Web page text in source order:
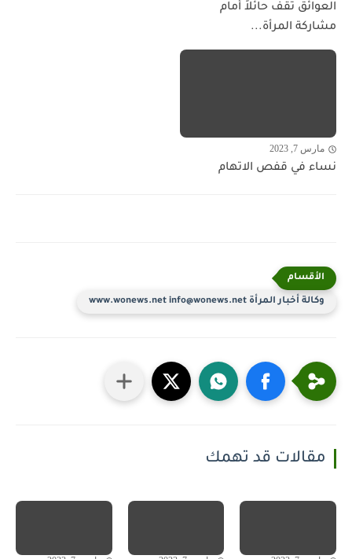
العوائق تقف حائلاً أمام
مشاركة المرأة...
مارس 7, 2023
نساء في قفص الاتهام
وكالة أخبار المرأة www.wonews.net info@wonews.net
مقالات قد تهمك